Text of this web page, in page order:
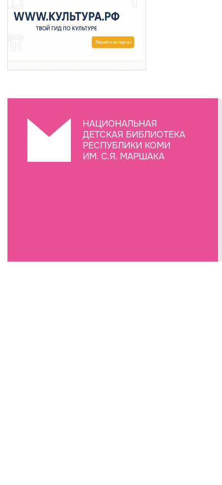
НАЦИОНАЛЬНАЯ
ДЕТСКАЯ БИБЛИОТЕКА
РЕСПУБЛИКИ КОМИ
ИМ. С.Я. МАРШАКА